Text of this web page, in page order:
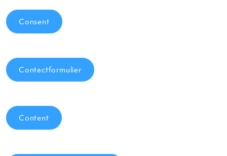
Consent
Contactformulier
Content